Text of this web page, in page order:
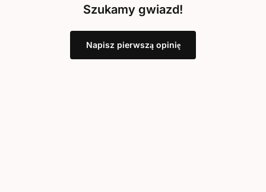
Szukamy gwiazd!
Napisz pierwszą opinię